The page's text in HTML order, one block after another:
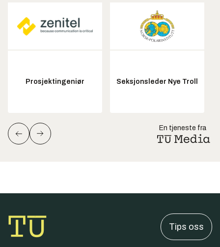
Prosjektingeniør Seksjonsleder Nye Troll
En tjeneste fra
Tips oss